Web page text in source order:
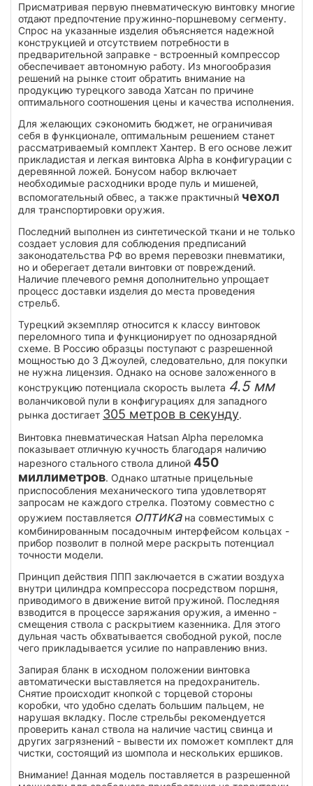
Присматривая первую пневматическую винтовку многие
отдают предпочтение пружинно-поршневому сегменту.
Спрос на указанные изделия объясняется надежной
конструкцией и отсутствием потребности в
предварительной заправке - встроенный компрессор
обеспечивает автономную работу. Из многообразия
решений на рынке стоит обратить внимание на
продукцию турецкого завода Хатсан по причине
оптимального соотношения цены и качества исполнения.
Для желающих сэкономить бюджет, не ограничивая
себя в функционале, оптимальным решением станет
рассматриваемый комплект Хантер. В его основе лежит
прикладистая и легкая винтовка Alpha в конфигурации с
деревянной ложей. Бонусом набор включает
необходимые расходники вроде пуль и мишеней,
вспомогательный обвес, а также практичный чехол
для транспортировки оружия.
Последний выполнен из синтетической ткани и не только
создает условия для соблюдения предписаний
законодательства РФ во время перевозки пневматики,
но и оберегает детали винтовки от повреждений.
Наличие плечевого ремня дополнительно упрощает
процесс доставки изделия до места проведения
стрельб.
Турецкий экземпляр относится к классу винтовок
переломного типа и функционирует по однозарядной
схеме. В Россию образцы поступают с разрешенной
мощностью до 3 Джоулей, следовательно, для покупки
не нужна лицензия. Однако на основе заложенного в
конструкцию потенциала скорость вылета 4.5 мм
воланчиковой пули в конфигурациях для западного
рынка достигает 305 метров в секунду.
Винтовка пневматическая Hatsan Alpha переломка
показывает отличную кучность благодаря наличию
нарезного стального ствола длиной 450
миллиметров. Однако штатные прицельные
приспособления механического типа удовлетворят
запросам не каждого стрелка. Поэтому совместно с
оружием поставляется оптикана совместимых с
комбинированным посадочным интерфейсом кольцах -
прибор позволит в полной мере раскрыть потенциал
точности модели.
Принцип действия ППП заключается в сжатии воздуха
внутри цилиндра компрессора посредством поршня,
приводимого в движение витой пружиной. Последняя
взводится в процессе заряжания оружия, а именно -
смещения ствола с раскрытием казенника. Для этого
дульная часть обхватывается свободной рукой, после
чего прикладывается усилие по направлению вниз.
Запирая бланк в исходном положении винтовка
автоматически выставляется на предохранитель.
Снятие происходит кнопкой с торцевой стороны
коробки, что удобно сделать большим пальцем, не
нарушая вкладку. После стрельбы рекомендуется
проверить канал ствола на наличие частиц свинца и
других загрязнений - вывести их поможет комплект для
чистки, состоящий из шомпола и нескольких ершиков.
Внимание! Данная модель поставляется в разрешенной